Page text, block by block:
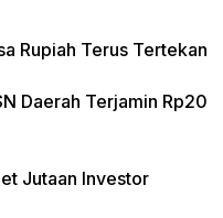
Rupiah Terus Tertekan
Daerah Terjamin Rp20
Jutaan Investor